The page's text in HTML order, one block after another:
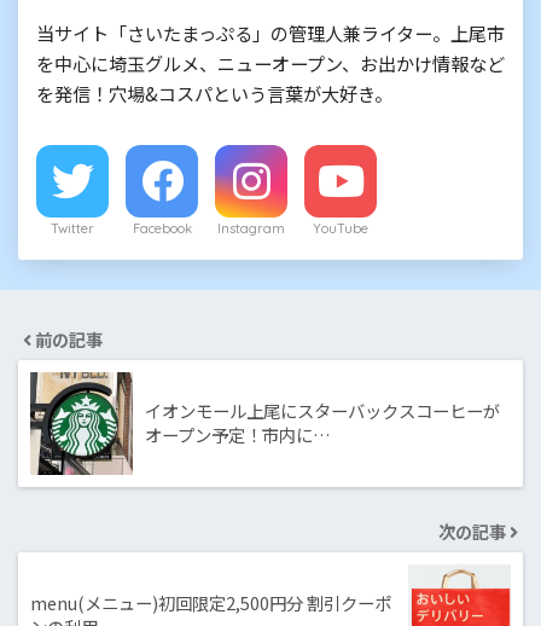
当サイト「さいたまっぷる」の管理人兼ライター。上尾市
を中心に埼玉グルメ、ニューオープン、お出かけ情報など
を発信！穴場&コスパという言葉が大好き。
Twitter Facebook Instagram YouTube
前の記事
イオンモール上尾にスターバックスコーヒーが
オープン予定！市内に…
次の記事
menu(メニュー)初回限定2,500円分 割引クーポ